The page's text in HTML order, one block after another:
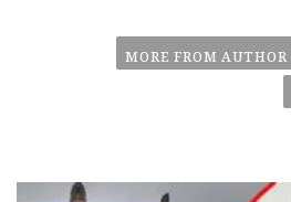
MORE FROM AUTHOR